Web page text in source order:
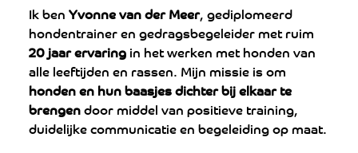
Ik ben Yvonne van der Meer, gediplomeerd
hondentrainer en gedragsbegeleider met ruim
20 jaar ervaring in het werken met honden van
alle leeftijden en rassen. Mijn missie is om
honden en hun baasjes dichter bij elkaar te
brengen door middel van positieve training,
duidelijke communicatie en begeleiding op maat.